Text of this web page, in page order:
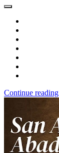
Continue reading